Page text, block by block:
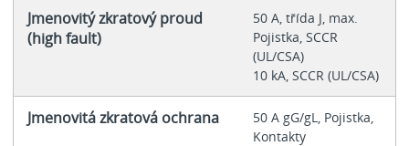
Jmenovitý zkratový proud
(high fault)
50 A, třída J, max.
Pojistka, SCCR
(UL/CSA)
10 kA, SCCR (UL/CSA)
Jmenovitá zkratová ochrana
50 A gG/gL, Pojistka,
Kontakty